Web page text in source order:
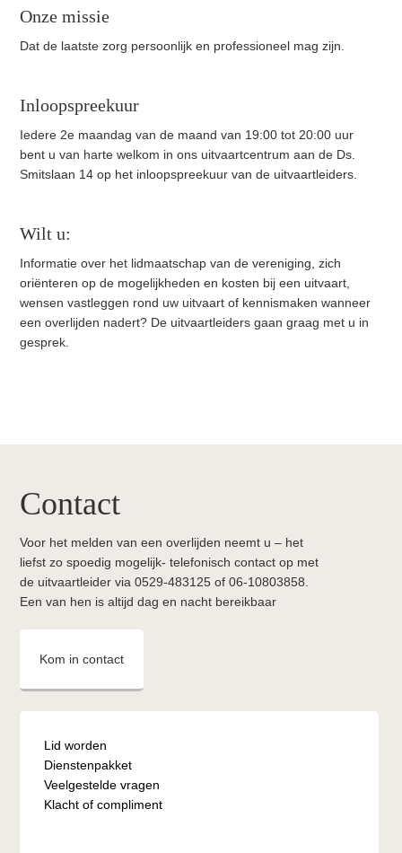
Onze missie
Dat de laatste zorg persoonlijk en professioneel mag zijn.
Inloopspreekuur
Iedere 2e maandag van de maand van 19:00 tot 20:00 uur
bent u van harte welkom in ons uitvaartcentrum aan de Ds.
Smitslaan 14 op het inloopspreekuur van de uitvaartleiders.
Wilt u:
Informatie over het lidmaatschap van de vereniging, zich
oriënteren op de mogelijkheden en kosten bij een uitvaart,
wensen vastleggen rond uw uitvaart of kennismaken wanneer
een overlijden nadert? De uitvaartleiders gaan graag met u in
gesprek.
Contact
boven
footer
Contact
Voor het melden van een overlijden neemt u – het
liefst zo spoedig mogelijk- telefonisch contact op met
de uitvaartleider via 0529-483125 of 06-10803858.
Een van hen is altijd dag en nacht bereikbaar
Kom in contact
Lid worden
Dienstenpakket
Veelgestelde vragen
Klacht of compliment